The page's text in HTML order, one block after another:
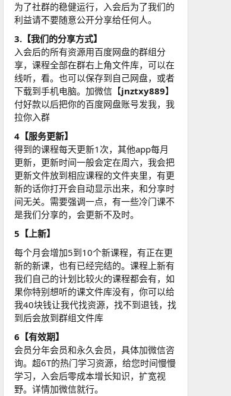
为了社群的稳健运行，入会后为了我们的
利益请不要随意公开分享给任何人。
3.【我们的分享方式】
入会后的所有资源用百度网盘的群组分
享，课程全部在群右上角文件库，可以在
线听，看。也可以保存到自己网盘，或者
下载到手机电脑。加微信【jnztxy889】
付好款以后把你的百度网盘账号发我，我
拉你入群
4【服务更新】
得到的课程每天更新1次，其他app每月
更新，更新时间一般会定在周六，我会把
更新文件放到相应课程的文件夹里，有更
新的话你打开会自动显示出来，和分享时
间无关。需要强调一点，有一些冷门课不
是我们分享的，会更新不及时。
5【上新】
每个月会增加5到10个新课程，有正在更
新的新课，也有已经完结的。课程上新有
我们自己的计划比较火的课程都会有，如
果你特别想听的课文件库没有，你可以给
我40块钱让我代找资源，找不到退钱，找
到后会放到群组文件库
6【有效期】
会员分年会员和永久会员，具体加微信咨
询。超6T的热门学习资源，给您时间慢慢
学习，入会后零成本增长知识，扩宽视
野。详情加微信就行。